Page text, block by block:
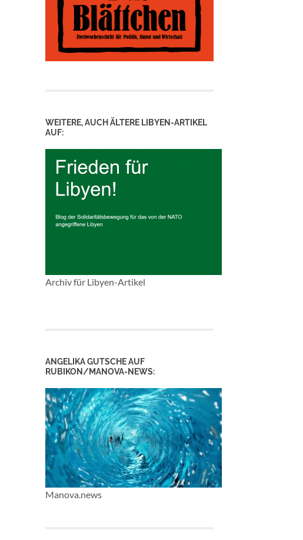
WEITERE, AUCH ÄLTERE LIBYEN-ARTIKEL
AUF:
Archiv für Libyen-Artikel
ANGELIKA GUTSCHE AUF
RUBIKON/MANOVA-NEWS:
Manova.news